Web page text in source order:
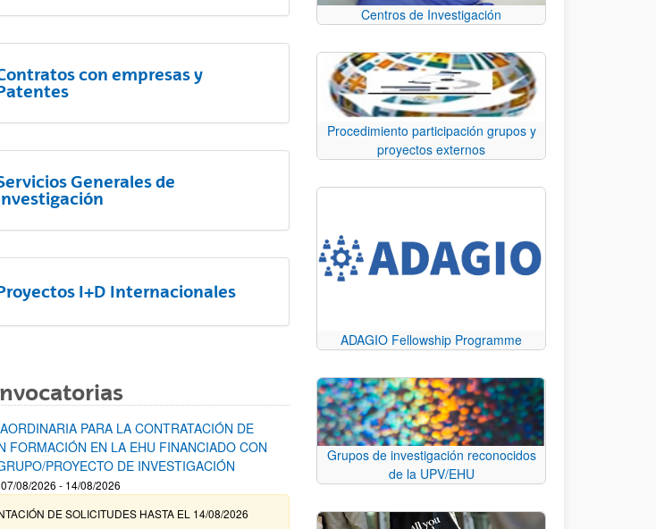
con empresas y
Generales de
I+D Internacionales
PARA LA CONTRATACIÓN DE
FORMACIÓN EN LA EHU FINANCIADO CON
PROYECTO DE INVESTIGACIÓN
08/2026 - 14/08/2026
DE SOLICITUDES HASTA EL 14/08/2026
Centros de Investigación
Procedimiento participación grupos y
proyectos externos
ADAGIO Fellowship Programme
Grupos de investigación reconocidos
de la UPV/EHU